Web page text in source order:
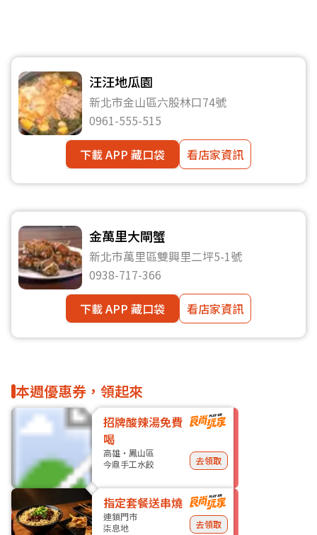
汪汪地瓜園
新北市金山區六股林口74號
0961-555-515
下載 APP 藏口袋
看店家資訊
金萬里大閘蟹
新北市萬里區雙興里二坪5-1號
0938-717-366
下載 APP 藏口袋
看店家資訊
本週優惠券，領起來
招牌酸辣湯免費
喝
高雄・鳳山區
今鼎手工水餃
去領取
指定套餐送串燒
連鎖門市
柒息地
去領取